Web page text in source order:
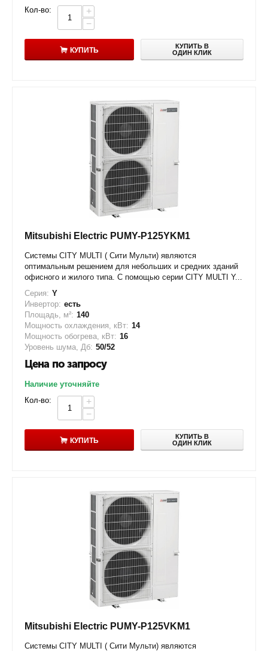
Кол-во:
+
−
КУПИТЬ
КУПИТЬ В
ОДИН КЛИК
Mitsubishi Electric PUMY-P125YKM1
Системы CITY MULTI ( Сити Мульти) являются
оптимальным решением для небольших и средних зданий
офисного и жилого типа. С помощью серии CITY MULTI Y...
Серия: Y
Инвертор: есть
Площадь, м²: 140
Мощность охлаждения, кВт: 14
Мощность обогрева, кВт: 16
Уровень шума, Дб: 50/52
Цена по запросу
Наличие уточняйте
Кол-во:
+
−
КУПИТЬ
КУПИТЬ В
ОДИН КЛИК
Mitsubishi Electric PUMY-P125VKM1
Системы CITY MULTI ( Сити Мульти) являются